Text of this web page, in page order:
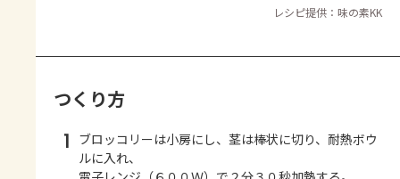
レシピ提供：味の素KK
つくり方
1 ブロッコリーは小房にし、茎は棒状に切り、耐熱ボウ
ルに入れ、